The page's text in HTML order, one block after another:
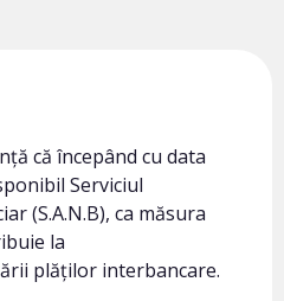
că începând cu data
Serviciul
(S.A.N.B), ca măsura
la
plăților interbancare.